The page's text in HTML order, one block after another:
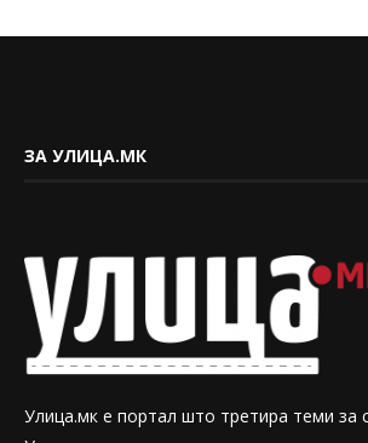
ЗА УЛИЦА.МК
Улица.мк е портал што третира теми за